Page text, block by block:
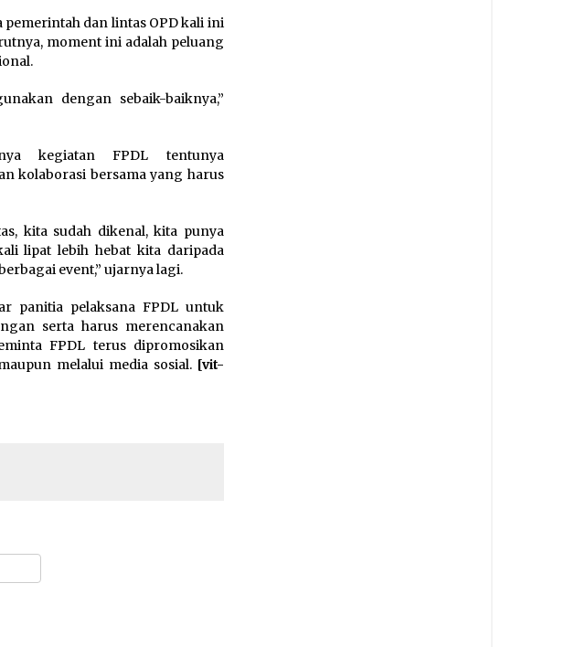
dan lintas OPD kali ini
moment ini adalah peluang
dengan sebaik-baiknya,”
kegiatan FPDL tentunya
kolaborasi bersama yang harus
kita sudah dikenal, kita punya
lipat lebih hebat kita daripada
event,” ujarnya lagi.
panitia pelaksana FPDL untuk
serta harus merencanakan
FPDL terus dipromosikan
melalui media sosial.[vit-